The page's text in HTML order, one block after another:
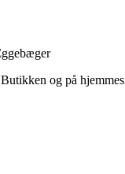
og på